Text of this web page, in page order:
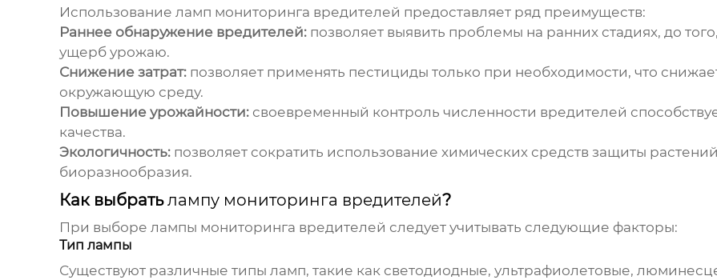
Использование ламп мониторинга вредителей предоставляет ряд преимуществ:
Раннее обнаружение вредителей:позволяет выявить проблемы на ранних стадиях, до
ущерб урожаю.
Снижение затрат:позволяет применять пестициды только при необходимости, что
окружающую среду.
Повышение урожайности:своевременный контроль численности вредителей
качества.
Экологичность:позволяет сократить использование химических средств защиты
биоразнообразия.
Как выбратьлампу мониторинга вредителей?
При выборе лампы мониторинга вредителей следует учитывать следующие факторы:
Тип лампы
Существуют различные типы ламп, такие как светодиодные, ультрафиолетовые,